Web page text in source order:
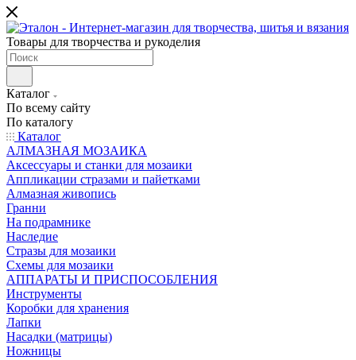
Товары для творчества и рукоделия
Каталог
По всему сайту
По каталогу
Каталог
АЛМАЗНАЯ МОЗАИКА
Аксессуары и станки для мозаики
Аппликации стразами и пайетками
Алмазная живопись
Гранни
На подрамнике
Наследие
Стразы для мозаики
Схемы для мозаики
АППАРАТЫ И ПРИСПОСОБЛЕНИЯ
Инструменты
Коробки для хранения
Лапки
Насадки (матрицы)
Ножницы